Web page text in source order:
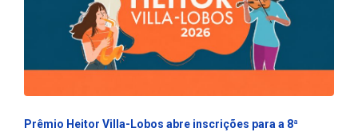
Prêmio Heitor Villa-Lobos abre inscrições para a 8ª